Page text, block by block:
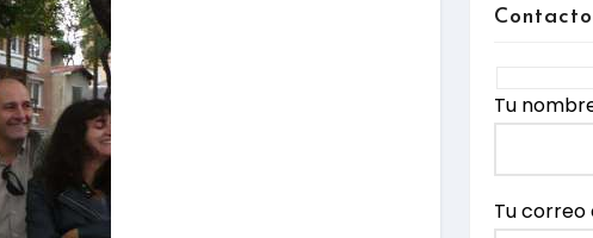
Contacto
Tu
Tu